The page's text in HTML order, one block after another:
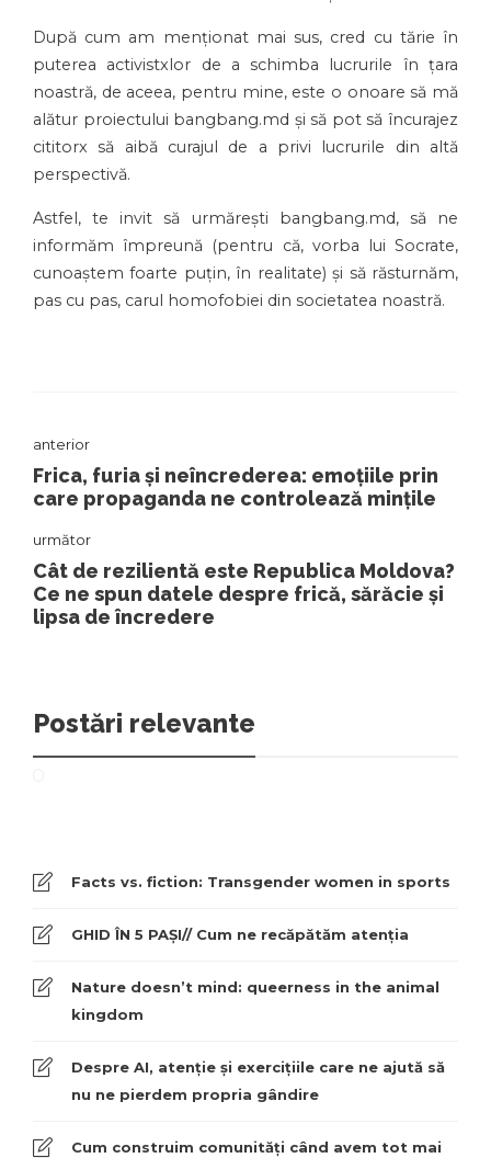
După cum am menționat mai sus, cred cu tărie în
puterea activistxlor de a schimba lucrurile în țara
noastră, de aceea, pentru mine, este o onoare să mă
alătur proiectului bangbang.md și să pot să încurajez
cititorx să aibă curajul de a privi lucrurile din altă
perspectivă.
Astfel, te invit să urmărești bangbang.md, să ne
informăm împreună (pentru că, vorba lui Socrate,
cunoaștem foarte puțin, în realitate) și să răsturnăm,
pas cu pas, carul homofobiei din societatea noastră.
anterior
Frica, furia și neîncrederea: emoțiile prin
care propaganda ne controlează mințile
următor
Cât de rezilientă este Republica Moldova?
Ce ne spun datele despre frică, sărăcie și
lipsa de încredere
Postări relevante
Facts vs. fiction: Transgender women in sports
GHID ÎN 5 PAȘI// Cum ne recăpătăm atenția
Nature doesn’t mind: queerness in the animal
kingdom
Despre AI, atenție și exercițiile care ne ajută să
nu ne pierdem propria gândire
Cum construim comunități când avem tot mai